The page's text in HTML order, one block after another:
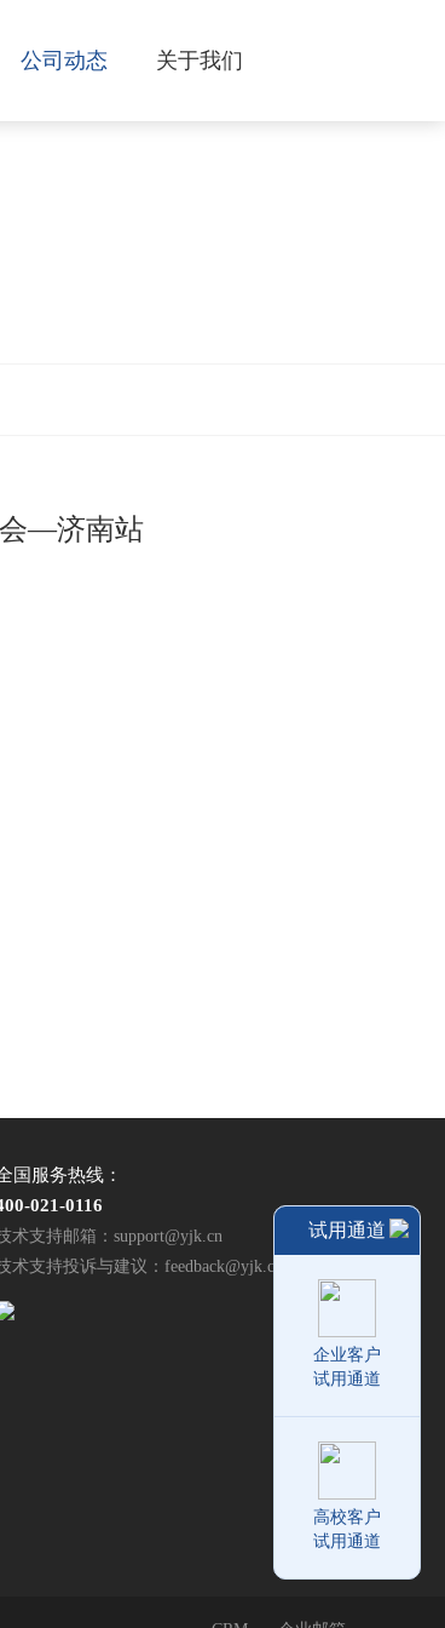
公司动态 关于我们
会—济南站
国服务热线：
021-0116
术支持邮箱：support@yjk.cn
术支持投诉与建议：feedback@yjk.cn
试用通道
企业客户
试用通道
高校客户
试用通道